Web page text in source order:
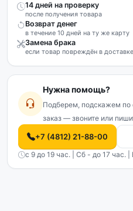
14 дней на проверку
после получения товара
Возврат денег
в течение 10 дней на ту же карту
Замена брака
если товар повреждён в
Нужна помощь?
Подберем, подскажем по
заказ — звоните или
+7 (4812) 21-88-00
с 9 до 19 час. | Сб - до 17 час.